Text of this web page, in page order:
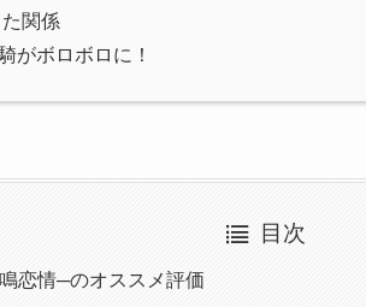
関係
がボロボロに！
目次
恋情─のオススメ評価